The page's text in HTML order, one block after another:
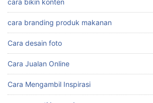
ChatWAGPT
Desain Animatoon
desain gambar
desain logo
download data penjualan barang excel